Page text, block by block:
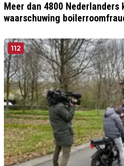
Meer dan 4800
waarschuwing
112